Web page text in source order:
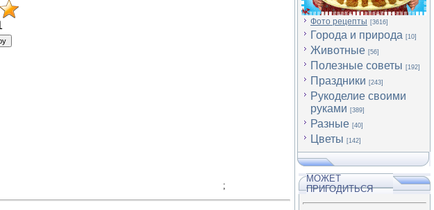
;
Фото рецепты [3616]
Города и природа [10]
Животные [56]
Полезные советы [192]
Праздники [243]
Рукоделие своими
руками [389]
Разные [40]
Цветы [142]
МОЖЕТ
ПРИГОДИТЬСЯ